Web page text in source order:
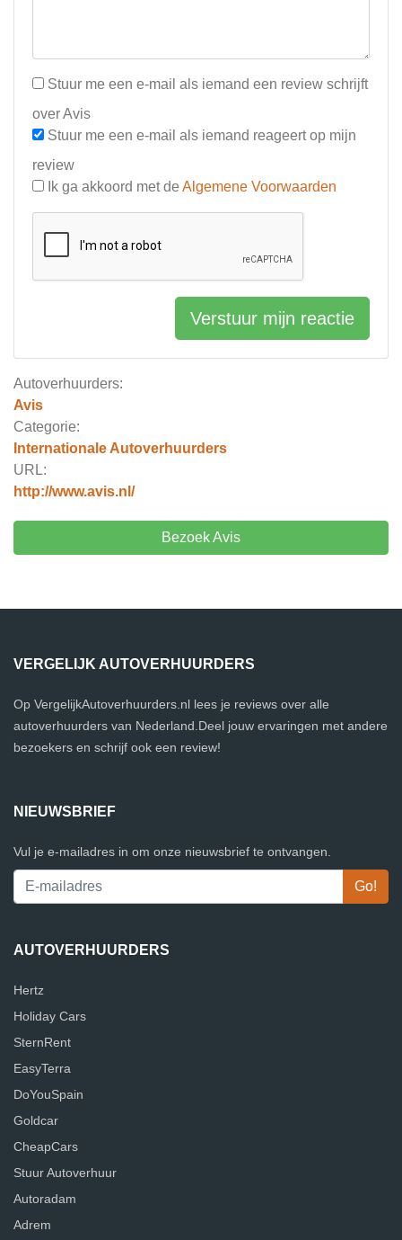
Autoverhuurders:
Avis
Categorie:
Internationale Autoverhuurders
URL:
http://www.avis.nl/
Bezoek Avis
Stuur me een e-mail als iemand een review schrijft
over Avis
Stuur me een e-mail als iemand reageert op mijn
review
Ik ga akkoord met de Algemene Voorwaarden
Verstuur mijn reactie
VERGELIJK AUTOVERHUURDERS
Op VergelijkAutoverhuurders.nl lees je reviews over alle
autoverhuurders van Nederland.Deel jouw ervaringen met andere
bezoekers en schrijf ook een review!
NIEUWSBRIEF
Vul je e-mailadres in om onze nieuwsbrief te ontvangen.
AUTOVERHUURDERS
Hertz
Holiday Cars
SternRent
EasyTerra
DoYouSpain
Goldcar
CheapCars
Stuur Autoverhuur
Autoradam
Adrem